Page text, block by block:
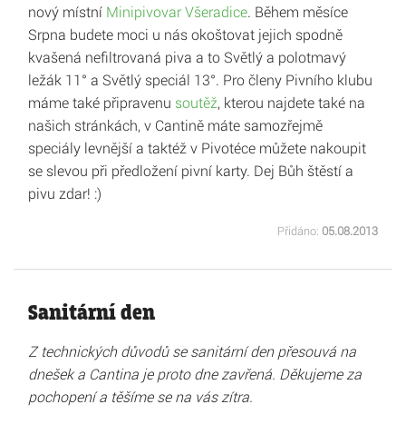
nový místní Minipivovar Všeradice. Během měsíce
Srpna budete moci u nás okoštovat jejich spodně
kvašená nefiltrovaná piva a to Světlý a polotmavý
ležák 11° a Světlý speciál 13°. Pro členy Pivního klubu
máme také připravenu soutěž, kterou najdete také na
našich stránkách, v Cantině máte samozřejmě
speciály levnější a taktéž v Pivotéce můžete nakoupit
se slevou při předložení pivní karty. Dej Bůh štěstí a
pivu zdar! :)
Přidáno: 05.08.2013
Sanitární den
Z technických důvodů se sanitární den přesouvá na
dnešek a Cantina je proto dne zavřená. Děkujeme za
pochopení a těšíme se na vás zítra.